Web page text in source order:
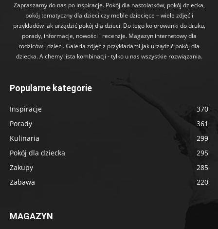
Zapraszamy do nas po inspiracje. Pokój dla nastolatków, pokój dziecka,
pokój tematyczny dla dzieci czy meble dziecięce – wiele zdjęć i
przykładów jak urządzić pokój dla dzieci. Do tego kolorowanki do druku,
porady, informacje, nowości i recenzje. Magazyn internetowy dla
rodziców i dzieci. Galeria zdjęć z przykładami jak urządzić pokój dla
dziecka. Alchemy lista kombinacji - tylko u nas wszystkie rozwiązania.
Popularne kategorie
Inspiracje
370
Porady
361
Kulinaria
299
Pokój dla dziecka
295
Zakupy
285
Zabawa
220
MAGAZYN